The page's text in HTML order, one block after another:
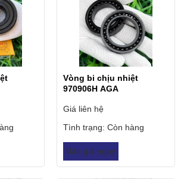
Vòng bi chịu nhiệt
970906H AGA
Giá liên hệ
Tình trạng: Còn hàng
Báo giá ngay